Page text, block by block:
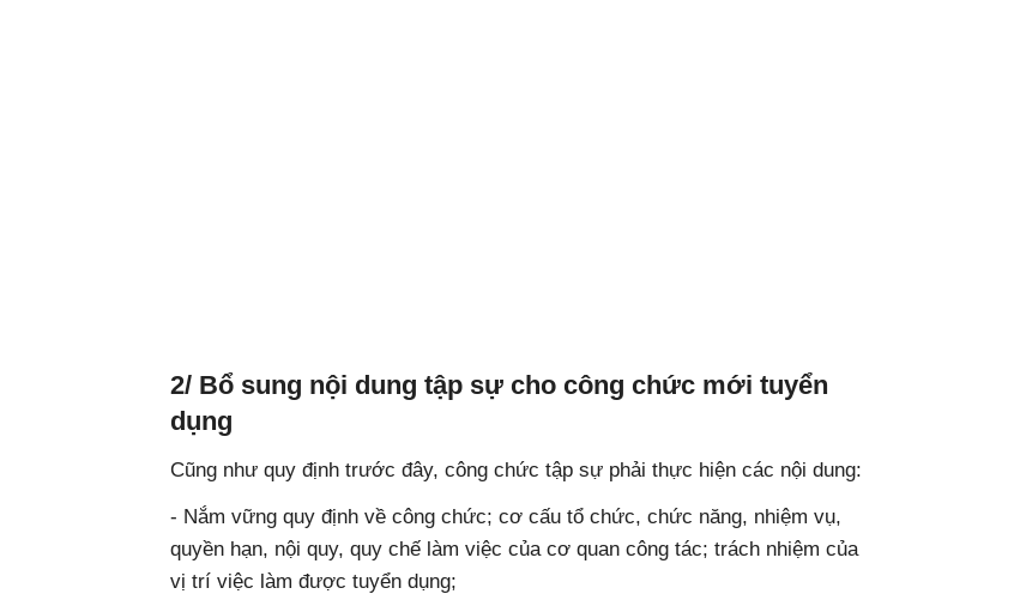
2/ Bổ sung nội dung tập sự cho công chức mới tuyển
dụng
Cũng như quy định trước đây, công chức tập sự phải thực hiện các nội dung:
- Nắm vững quy định về công chức; cơ cấu tổ chức, chức năng, nhiệm vụ,
quyền hạn, nội quy, quy chế làm việc của cơ quan công tác; trách nhiệm của
vị trí việc làm được tuyển dụng;